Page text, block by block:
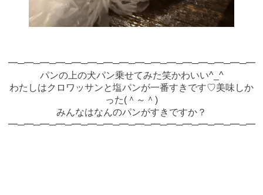
━─━─━─━─━─━─━─━─━─━─━─━─━─━─━─━
パンの上の犬パン乗せてみた笑かわいい^_^
わたしはクロワッサンと塩パンが一番すきです♡美味しか
った(＾～＾)
みんなはなんのパンがすきですか？
━─━─━─━─━─━─━─━─━─━─━─━─━─━─━─━